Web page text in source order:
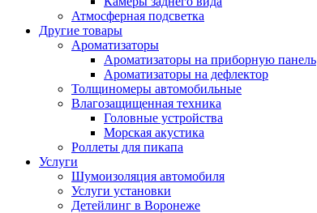
Атмосферная подсветка
Другие товары
Ароматизаторы
Ароматизаторы на приборную панель
Ароматизаторы на дефлектор
Толщиномеры автомобильные
Влагозащищенная техника
Головные устройства
Морская акустика
Роллеты для пикапа
Услуги
Шумоизоляция автомобиля
Услуги установки
Детейлинг в Воронеже